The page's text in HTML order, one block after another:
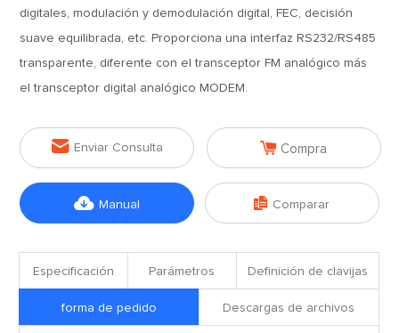
digitales, modulación y demodulación digital, FEC, decisión
suave equilibrada, etc. Proporciona una interfaz RS232/RS485
transparente, diferente con el transceptor FM analógico más
el transceptor digital analógico MODEM.
 Enviar Consulta  Compra
 Manual  Comparar
Especificación Parámetros Definición de clavijas
forma de pedido Descargas de archivos